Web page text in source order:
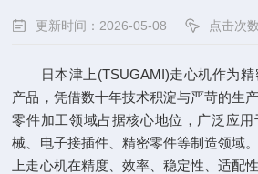
更新时间：2026-05-08 点击次
日本津上(TSUGAMI)走心机作为精
产品，凭借数十年技术积淀与严苛的生
零件加工领域占据核心地位，广泛应
械、电子接插件、精密零件等制造领域
上走心机在精度、效率、稳定性、适配